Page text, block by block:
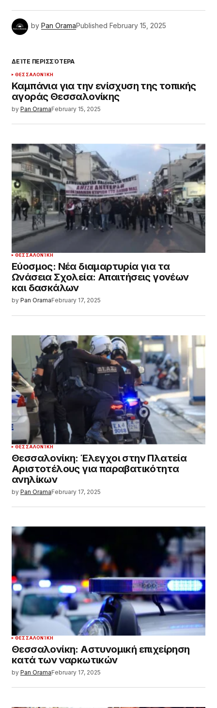
by Pan OramaPublished February 15, 2025
ΔΕΊΤΕ ΠΕΡΙΣΣΌΤΕΡΑ
ΘΕΣΣΑΛΟΝΊΚΗ
Καμπάνια για την ενίσχυση της τοπικής
αγοράς Θεσσαλονίκης
by Pan OramaFebruary 15, 2025
ΘΕΣΣΑΛΟΝΊΚΗ
Εύοσμος: Νέα διαμαρτυρία για τα
Ωνάσεια Σχολεία: Απαιτήσεις γονέων
και δασκάλων
by Pan OramaFebruary 17, 2025
ΘΕΣΣΑΛΟΝΊΚΗ
Θεσσαλονίκη: Έλεγχοι στην Πλατεία
Αριστοτέλους για παραβατικότητα
ανηλίκων
by Pan OramaFebruary 17, 2025
ΘΕΣΣΑΛΟΝΊΚΗ
Θεσσαλονίκη: Αστυνομική επιχείρηση
κατά των ναρκωτικών
by Pan OramaFebruary 17, 2025